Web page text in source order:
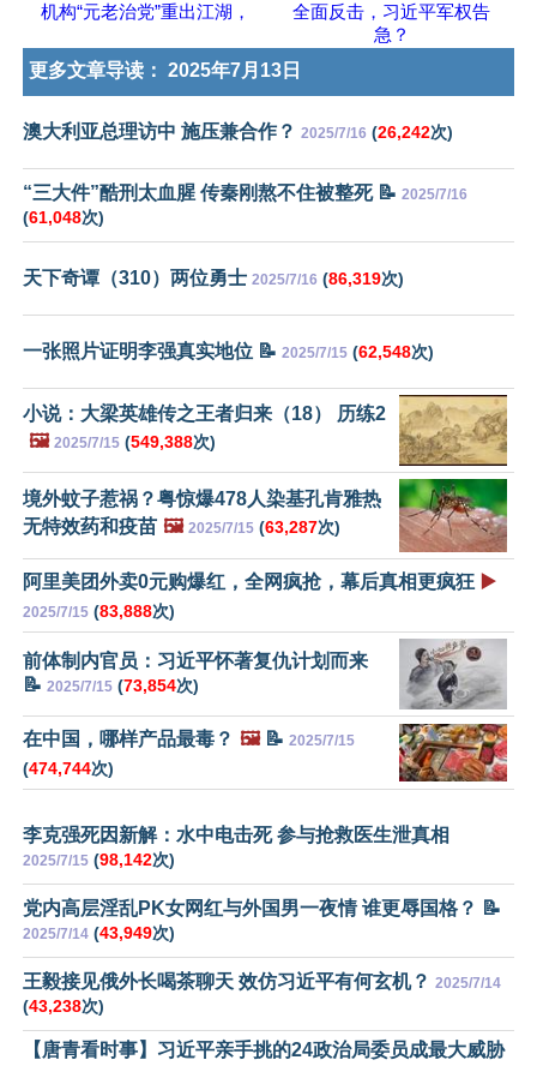
机构“元老治党”重出江湖，
全面反击，习近平军权告
急？
更多文章导读： 2025年7月13日
澳大利亚总理访中 施压兼合作？ 2025/7/16 (26,242次)
“三大件”酷刑太血腥 传秦刚熬不住被整死 📝 2025/7/16
(61,048次)
天下奇谭（310）两位勇士 2025/7/16 (86,319次)
一张照片证明李强真实地位 📝 2025/7/15 (62,548次)
小说：大梁英雄传之王者归来（18） 历练2
🖼️ 2025/7/15 (549,388次)
境外蚊子惹祸？粤惊爆478人染基孔肯雅热
无特效药和疫苗 🖼️ 2025/7/15 (63,287次)
阿里美团外卖0元购爆红，全网疯抢，幕后真相更疯狂 ▶️
2025/7/15 (83,888次)
前体制内官员：习近平怀著复仇计划而来
📝 2025/7/15 (73,854次)
在中国，哪样产品最毒？ 🖼️📝 2025/7/15
(474,744次)
李克强死因新解：水中电击死 参与抢救医生泄真相
2025/7/15 (98,142次)
党内高层淫乱PK女网红与外国男一夜情 谁更辱国格？ 📝
2025/7/14 (43,949次)
王毅接见俄外长喝茶聊天 效仿习近平有何玄机？ 2025/7/14
(43,238次)
【唐青看时事】习近平亲手挑的24政治局委员成最大威胁